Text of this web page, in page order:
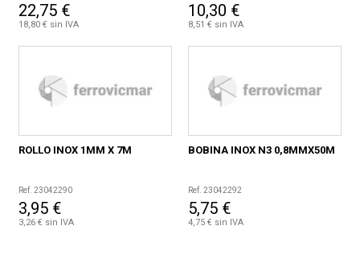
22,75 €
18,80 € sin IVA
10,30 €
8,51 € sin IVA
ROLLO INOX 1MM X 7M
Ref. 23042290
3,95 €
3,26 € sin IVA
BOBINA INOX N3 0,8MMX50M
Ref. 23042292
5,75 €
4,75 € sin IVA